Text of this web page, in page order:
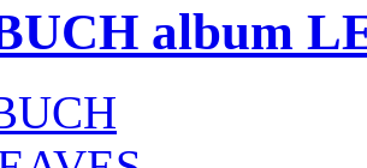
album